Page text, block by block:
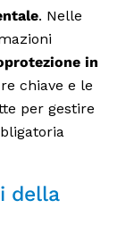
. Nelle
in
chiave e le
per gestire
della